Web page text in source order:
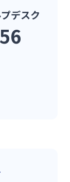
デスク